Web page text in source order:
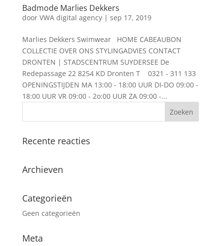
Badmode Marlies Dekkers
door VWA digital agency| sep 17, 2019
Marlies Dekkers Swimwear HOME CABEAUBON
COLLECTIE OVER ONS STYLINGADVIES CONTACT
DRONTEN | STADSCENTRUM SUYDERSEE De
Redepassage 22 8254 KD Dronten T 0321 - 311 133
OPENINGSTIJDEN MA 13:00 - 18:00 UUR DI-DO 09:00 -
18:00 UUR VR 09:00 - 2o:00 UUR ZA 09:00 -...
Recente reacties
Archieven
Categorieën
Geen categorieën
Meta